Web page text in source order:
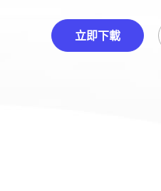
立即下載